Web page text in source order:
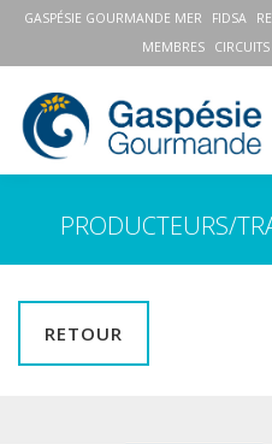
GASPÉSIE GOURMANDE MER FIDSA
MEMBRES
PRODUCTEURS/
RETOUR